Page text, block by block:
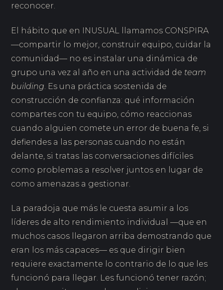
reconocer.
El hábito que en INUSUAL llamamos CONSPIRA
—compartir lo mejor, construir equipo, cuidar la
comunidad— no es instalar una dinámica de
grupo una vez al año en una actividad de team
building . Es una práctica sostenida de
construcción de confianza: qué información
compartes con tu equipo, cómo reaccionas
cuando alguien comete un error de buena fe, si
defiendes a las personas cuando no están
delante, si tratas las conversaciones difíciles
como problemas a resolver juntos en lugar de
como amenazas a gestionar.
La paradoja que más le cuesta asumir a los
líderes de alto rendimiento individual —que en
muchos casos llegaron arriba demostrando que
eran los más capaces— es que dirigir bien
requiere exactamente lo contrario de lo que les
funcionó para llegar. Les funcionó tener razón;